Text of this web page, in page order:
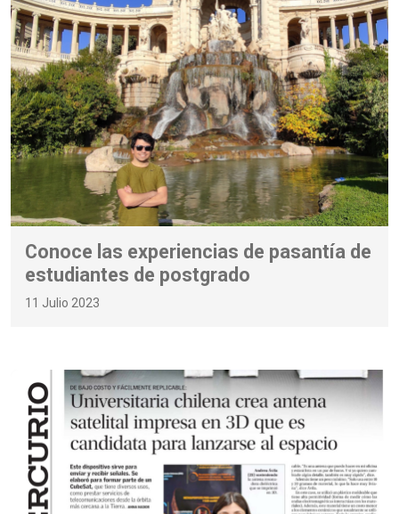
Conoce las experiencias de pasantía de
estudiantes de postgrado
11 Julio 2023